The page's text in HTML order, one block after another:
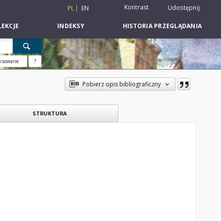
PL EN Kontrast Udostępnij
INDEKSY HISTORIA PRZEGLĄDANIA
?
Pobierz opis bibliograficzny
STRUKTURA